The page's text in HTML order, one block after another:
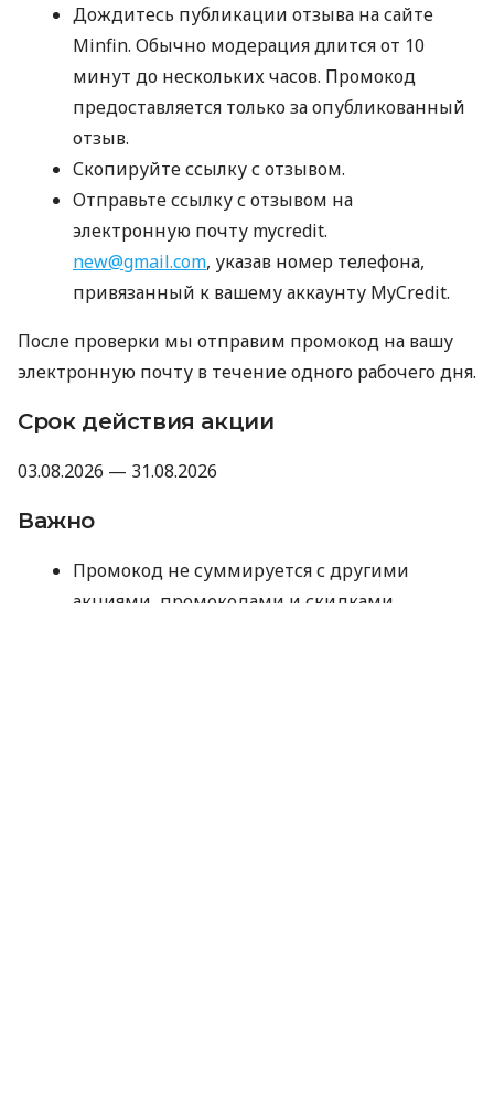
Дождитесь публикации отзыва на сайте
Minfin. Обычно модерация длится от 10
минут до нескольких часов. Промокод
предоставляется только за опубликованный
отзыв.
Скопируйте ссылку с отзывом.
Отправьте ссылку с отзывом на
электронную почту mycredit.
new@gmail.com, указав номер телефона,
привязанный к вашему аккаунту MyCredit.
После проверки мы отправим промокод на вашу
электронную почту в течение одного рабочего дня.
Срок действия акции
03.08.2026 — 31.08.2026
Важно
Промокод не суммируется с другими
акциями, промокодами и скидками.